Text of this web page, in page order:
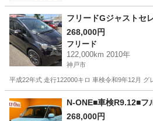
フリードGジャストセ
268,000円
フリード
122,000km 2010年
神戸市
平成22年式 走行122000キロ 車検令和9年12月
兵庫 神戸市 フリード
N-ONE■車検R9.12■
268,000円